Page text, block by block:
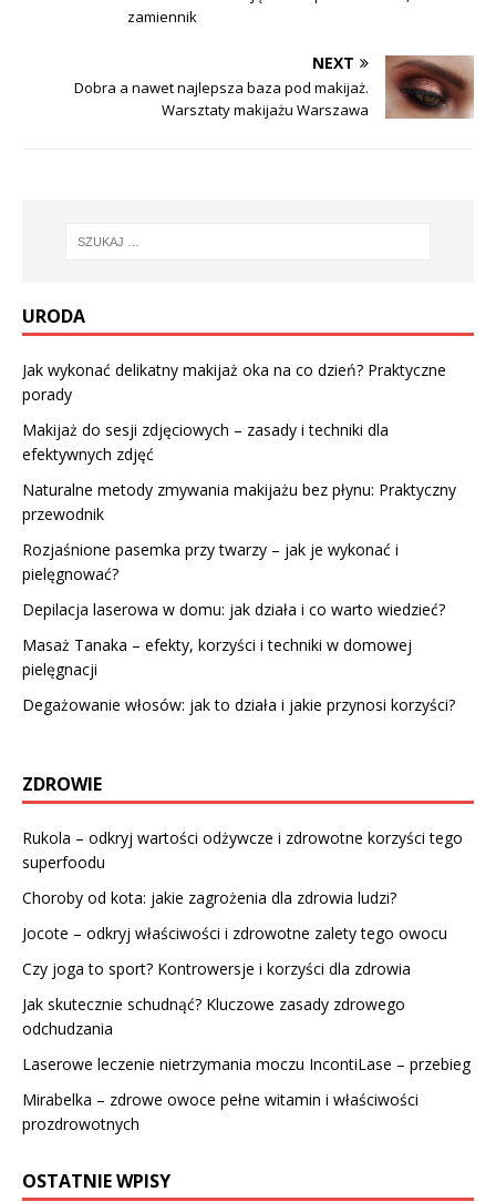
zamiennik
NEXT
Dobra a nawet najlepsza baza pod makijaż.
Warsztaty makijażu Warszawa
URODA
Jak wykonać delikatny makijaż oka na co dzień? Praktyczne
porady
Makijaż do sesji zdjęciowych – zasady i techniki dla
efektywnych zdjęć
Naturalne metody zmywania makijażu bez płynu: Praktyczny
przewodnik
Rozjaśnione pasemka przy twarzy – jak je wykonać i
pielęgnować?
Depilacja laserowa w domu: jak działa i co warto wiedzieć?
Masaż Tanaka – efekty, korzyści i techniki w domowej
pielęgnacji
Degażowanie włosów: jak to działa i jakie przynosi korzyści?
ZDROWIE
Rukola – odkryj wartości odżywcze i zdrowotne korzyści tego
superfoodu
Choroby od kota: jakie zagrożenia dla zdrowia ludzi?
Jocote – odkryj właściwości i zdrowotne zalety tego owocu
Czy joga to sport? Kontrowersje i korzyści dla zdrowia
Jak skutecznie schudnąć? Kluczowe zasady zdrowego
odchudzania
Laserowe leczenie nietrzymania moczu IncontiLase – przebieg
Mirabelka – zdrowe owoce pełne witamin i właściwości
prozdrowotnych
OSTATNIE WPISY